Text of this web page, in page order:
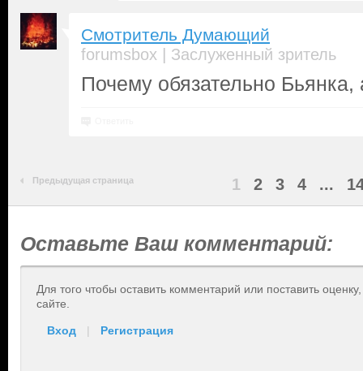
Смотритель Думающий
forumsbox | Заслуженный зритель
Почему обязательно
Предыдущая страница 1 2 3 4 ...
Оставьте Ваш комментарий:
Для того чтобы оставить комментарий или поставить
сайте.
Вход | Регистрация